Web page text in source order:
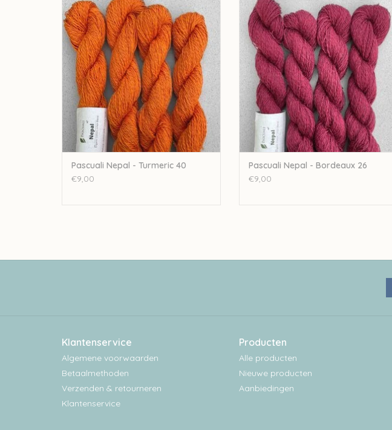
TOEVOEGEN AAN WINKELWAGEN
Pascuali Nepal - Turmeric 40
€9,00
TOEVOEGEN AAN WINKELWAGEN
Pascuali Nepal - Bordeaux 26
€9,00
Klantenservice
Algemene voorwaarden
Betaalmethoden
Verzenden & retourneren
Klantenservice
Producten
Alle producten
Nieuwe producten
Aanbiedingen